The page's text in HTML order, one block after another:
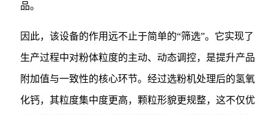
品。
因此，该设备的作用远不止于简单的“筛选”。它实现了
生产过程中对粉体粒度的主动、动态调控，是提升产品
附加值与一致性的核心环节。经过选粉机处理后的氢氧
化钙，其粒度集中度更高，颗粒形貌更规整，这不仅优